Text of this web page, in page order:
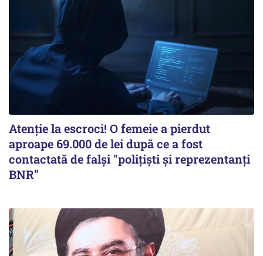
Atenție la escroci! O femeie a pierdut
aproape 69.000 de lei după ce a fost
contactată de falși "polițiști și reprezentanți
BNR"